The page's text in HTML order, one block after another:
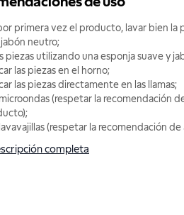
primera vez el producto, lavar bien la
neutro;
piezas utilizando una esponja suave y
las piezas en el horno;
las piezas directamente en las llamas;
(respetar la recomendación
(respetar la recomendación de
completa